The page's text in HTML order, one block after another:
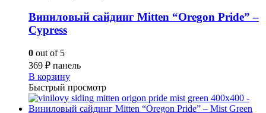
Виниловый сайдинг Mitten “Oregon Pride” –
Cypress
0 out of 5
369 ₽ панель
В корзину
Быстрый просмотр